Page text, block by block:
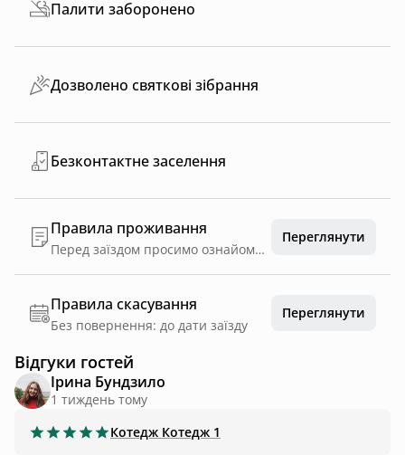
Палити заборонено
Дозволено святкові зібрання
Безконтактне заселення
Правила проживання
Перед заїздом просимо ознайомитися з нашими правилами: 1. Заїзд після 14:00 виїзд до 10:00 про час виселення прохання попереджати 2. В будинку повинна проживати вказана у бронюванні кількість людей. Максимальна кількість осіб - 4 включаючи дітей. Залишати на ночівлю у будинку сторонніх осіб заборонено! 3. У випадку не умисного чи умисного псування/втрати майна. Оплата стягується у розмірі його вартості. 4. Паління (у тому числі кальян,вейп,електронна сигарета, і тд)в будинку заборонено,можна на вулиці чи терасі. 5. Якщо після вашого перебування в будинку чи на території залишається конфеті і ви не прибрали за собою, стягується додаткова оплата 500грн за прибирання Під час поселення необхідно предʼявити документ, який посвідчує особу одного з гостей. На час поселення вам має бути не менше 18 років. Після 23:00 забороняється гучна музика чи інші гучні забави,поважайте природу та насолоджуйтесь її звучанням. Прослуховування російської музики на території будиночку категорично забороняється. У випадку порушення тиші адміністрація залишає за собою право виселити гостя без повернення коштів. Правила користування каміном: 1. Перед користуванням переконайтеся,що відкрите піддавало під дверкою каміна. 2. Палити камін своїми дровами- заборонено. 3. Не залишайте дверцята каміна відчиненими. 4. Не залишайте розпалений камін, коли залишайте будиночок.
Переглянути
Правила скасування
Без повернення: до дати заїзду
Переглянути
Відгуки гостей
Ірина Бундзило
1 тиждень тому
Котедж Котедж 1